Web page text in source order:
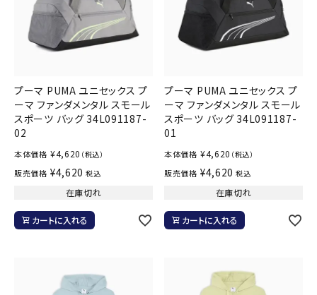
プーマ PUMA ユニセックス プ
ーマ ファンダメンタル スモール
スポーツ バッグ 34L091187-
02
本体価格 ¥4,620 （税込）
販売価格 ¥4,620 税込
在庫切れ
カートに入れる
プーマ PUMA ユニセックス プ
ーマ ファンダメンタル スモール
スポーツ バッグ 34L091187-
01
本体価格 ¥4,620 （税込）
販売価格 ¥4,620 税込
在庫切れ
カートに入れる